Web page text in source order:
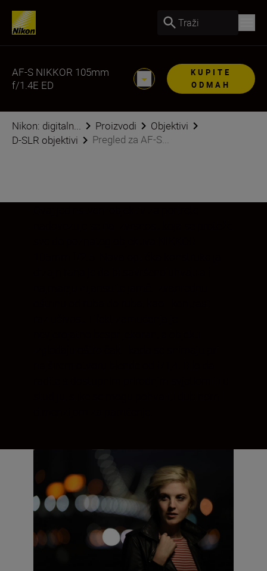
Traži
AF-S NIKKOR 105mm
f/1.4E ED
KUPITE
ODMAH
Nikon: digitaln... Proizvodi
Objektivi
D-SLR objektivi
Pregled za AF-S...